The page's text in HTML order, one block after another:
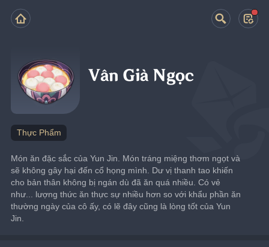
Vân Già Ngọc
Thực Phẩm
Món ăn đặc sắc của Yun Jin. Món tráng miệng thơm ngọt và
sẽ không gây hại đến cổ họng mình. Dư vị thanh tao khiến
cho bản thân không bị ngán dù đã ăn quá nhiều. Có vẻ
như... lượng thức ăn thực sự nhiều hơn so với khẩu phần ăn
thường ngày của cô ấy, có lẽ đây cũng là lòng tốt của Yun
Jin.